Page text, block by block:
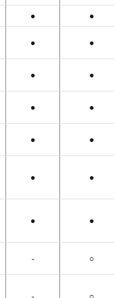
● ●
● ●
● ●
● ●
● ●
● ●
● ●
- ○
- ○